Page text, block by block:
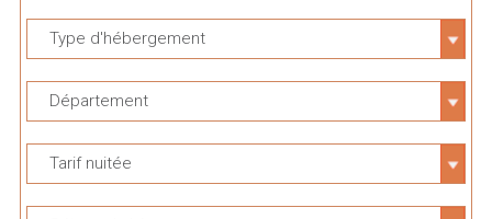
Type d'hébergement
Département
Tarif nuitée